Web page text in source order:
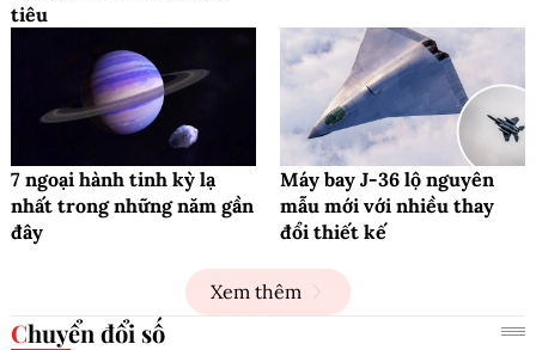
tiêu
7 ngoại hành tinh kỳ lạ
nhất trong những năm gần
đây
Máy bay J-36 lộ nguyên
mẫu mới với nhiều thay
đổi thiết kế
Xem thêm
Chuyển đổi số